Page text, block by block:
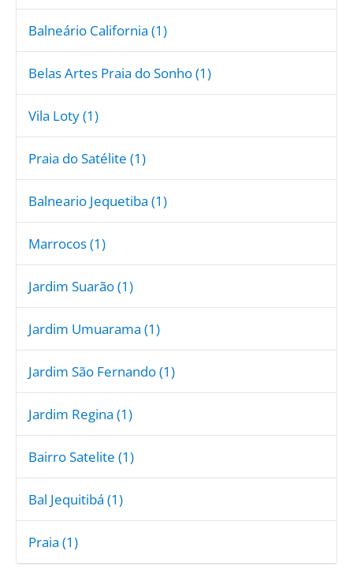
Balneário California (1)
Belas Artes Praia do Sonho (1)
Vila Loty (1)
Praia do Satélite (1)
Balneario Jequetiba (1)
Marrocos (1)
Jardim Suarão (1)
Jardim Umuarama (1)
Jardim São Fernando (1)
Jardim Regina (1)
Bairro Satelite (1)
Bal Jequitibá (1)
Praia (1)